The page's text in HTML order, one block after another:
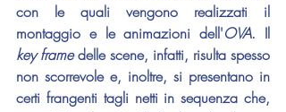
con le quali vengono realizzati il
montaggio e le animazioni dell'OVA
key frame delle scene, infatti, risulta spesso
non scorrevole e, inoltre, si presentano in
certi frangenti tagli netti in sequenza che,